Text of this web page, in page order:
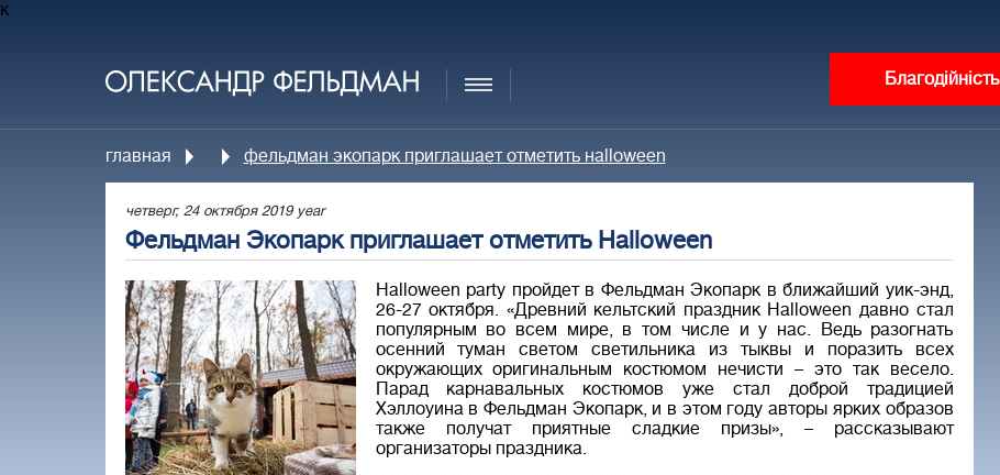
к
Благодійність
главная фельдман экопарк приглашает отметить нalloween
четверг, 24 октября 2019 year
Фельдман Экопарк приглашает отметить Нalloween
Нalloween party пройдет в Фельдман Экопарк в ближайший уик-энд,
26-27 октября. «Древний кельтский праздник Нalloween давно стал
популярным во всем мире, в том числе и у нас. Ведь разогнать
осенний туман светом светильника из тыквы и поразить всех
окружающих оригинальным костюмом нечисти – это так весело.
Парад карнавальных костюмов уже стал доброй традицией
Хэллоуина в Фельдман Экопарк, и в этом году авторы ярких образов
также получат приятные сладкие призы», – рассказывают
организаторы праздника.